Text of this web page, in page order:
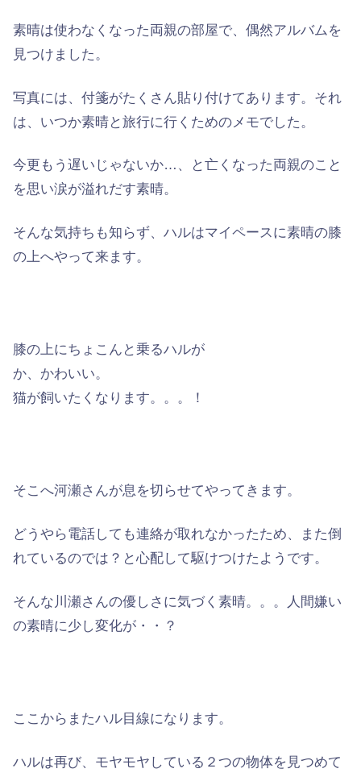
素晴は使わなくなった両親の部屋で、偶然アルバムを
見つけました。
写真には、 付箋がたくさん貼り付けてあります。それ
は、いつか素晴と旅行に行くためのメモでした。
今更もう遅いじゃないか…、と亡くなった両親のこと
を思い涙が溢れだす素晴。
そんな気持ちも知らず、ハルはマイペースに素晴の膝
の上へやって来ます。
膝の上にちょこんと乗るハルが
か、かわいい。
猫が飼いたくなります。。。！
そこへ河瀬さんが息を切らせてやってきます。
どうやら電話しても連絡が取れなかったため、また倒
れているのでは？と心配して駆けつけたようです。
そんな川瀬さんの優しさに気づく素晴。。。人間嫌い
の素晴に少し変化が・・？
ここからまたハル目線になります。
ハルは再び、モヤモヤしている２つの物体を見つめて